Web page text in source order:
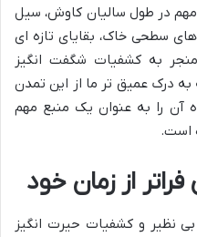
مهم در طول سالیان کاوش، سیل
های سطحی خاک، بقایای تازه ای
منجر به کشفیات شگفت انگیز
درک عمیق تر ما از این تمدن
آن را به عنوان یک منبع مهم
است.
از زمان خود
نظیر و کشفیات حیرت انگیز